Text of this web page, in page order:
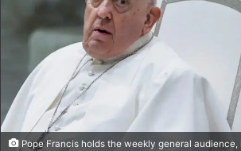
Pope Francis holds the weekly general audience,